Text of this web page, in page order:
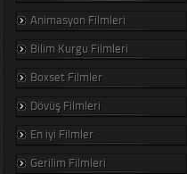
Animasyon Filmleri
Bilim Kurgu Filmleri
Boxset Filmler
Dövüş Filmleri
En iyi Filmler
Gerilim Filmleri